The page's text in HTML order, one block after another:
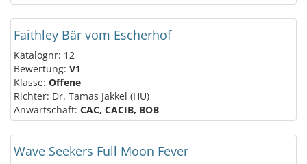
Faithley Bär vom Escherhof
Katalognr: 12
Bewertung: V1
Klasse: Offene
Richter: Dr. Tamas Jakkel (HU)
Anwartschaft: CAC, CACIB, BOB
Wave Seekers Full Moon Fever